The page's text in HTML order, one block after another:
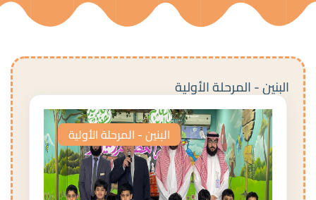
البنين - المرحلة الأولية
البنين - المرحلة الأولية